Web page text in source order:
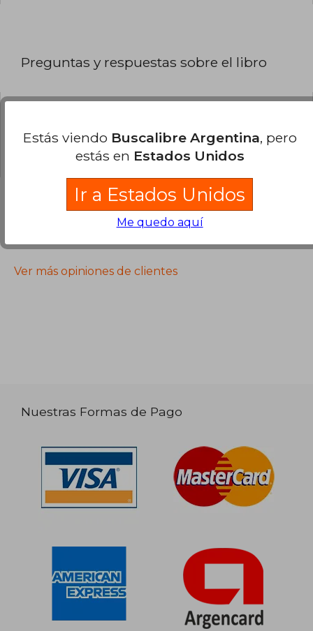
Preguntas y respuestas sobre el libro
sesiónpara poder agregar tu propia pregunta.
Opiniones sobre Buscalibre
Ver más opiniones de clientes
Nuestras Formas de Pago
Estás viendo Buscalibre Argentina, pero
estás en Estados Unidos
Ir a Estados Unidos
Me quedo aquí